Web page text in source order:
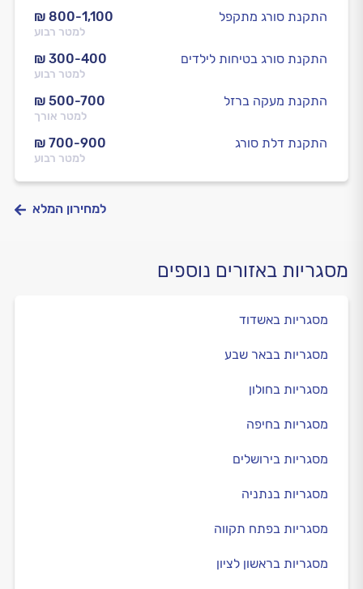
₪ 800-1,100
למטר רבוע
התקנת סורג מתקפל
₪ 300-400
למטר רבוע
התקנת סורג בטיחות לילדים
₪ 500-700
למטר אורך
התקנת מעקה ברזל
₪ 700-900
למטר רבוע
התקנת דלת סורג
למחירון המלא
מסגריות באזורים נוספים
מסגריות באשדוד
מסגריות בבאר שבע
מסגריות בחולון
מסגריות בחיפה
מסגריות בירושלים
מסגריות בנתניה
מסגריות בפתח תקווה
מסגריות בראשון לציון